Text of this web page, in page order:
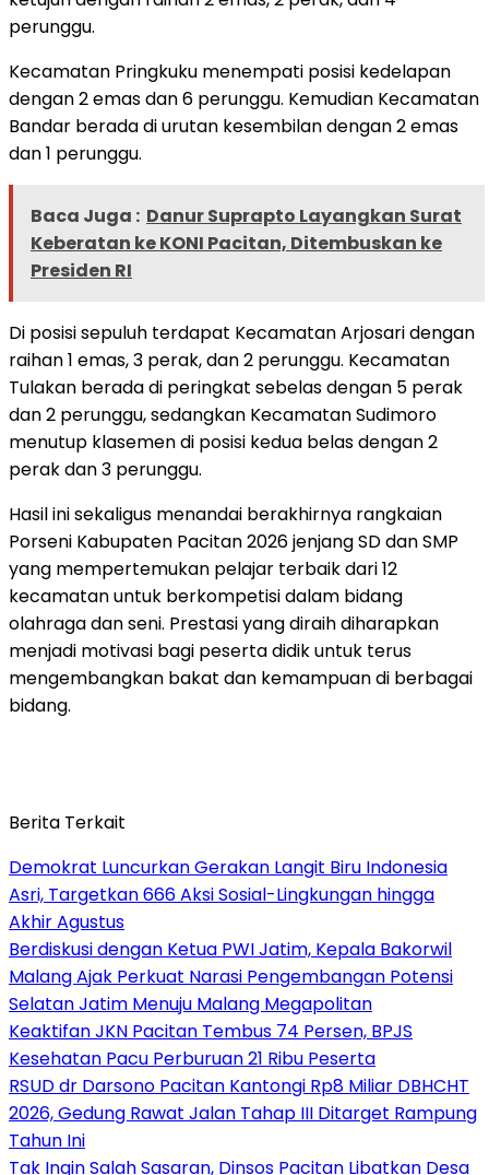
perunggu.
Kecamatan Pringkuku menempati posisi kedelapan
dengan 2 emas dan 6 perunggu. Kemudian Kecamatan
Bandar berada di urutan kesembilan dengan 2 emas
dan 1 perunggu.
Baca Juga : Danur Suprapto Layangkan Surat
Keberatan ke KONI Pacitan, Ditembuskan ke
Presiden RI
Di posisi sepuluh terdapat Kecamatan Arjosari dengan
raihan 1 emas, 3 perak, dan 2 perunggu. Kecamatan
Tulakan berada di peringkat sebelas dengan 5 perak
dan 2 perunggu, sedangkan Kecamatan Sudimoro
menutup klasemen di posisi kedua belas dengan 2
perak dan 3 perunggu.
Hasil ini sekaligus menandai berakhirnya rangkaian
Porseni Kabupaten Pacitan 2026 jenjang SD dan SMP
yang mempertemukan pelajar terbaik dari 12
kecamatan untuk berkompetisi dalam bidang
olahraga dan seni. Prestasi yang diraih diharapkan
menjadi motivasi bagi peserta didik untuk terus
mengembangkan bakat dan kemampuan di berbagai
bidang.
Berita Terkait
Demokrat Luncurkan Gerakan Langit Biru Indonesia
Asri, Targetkan 666 Aksi Sosial-Lingkungan hingga
Akhir Agustus
Berdiskusi dengan Ketua PWI Jatim, Kepala Bakorwil
Malang Ajak Perkuat Narasi Pengembangan Potensi
Selatan Jatim Menuju Malang Megapolitan
Keaktifan JKN Pacitan Tembus 74 Persen, BPJS
Kesehatan Pacu Perburuan 21 Ribu Peserta
RSUD dr Darsono Pacitan Kantongi Rp8 Miliar DBHCHT
2026, Gedung Rawat Jalan Tahap III Ditarget Rampung
Tahun Ini
Tak Ingin Salah Sasaran, Dinsos Pacitan Libatkan Desa